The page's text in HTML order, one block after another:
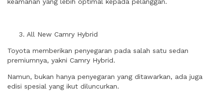
All New Camry Hybrid
Toyota memberikan penyegaran pada salah satu sedan
premiumnya, yakni Camry Hybrid.
Namun, bukan hanya penyegaran yang ditawarkan, ada juga
edisi spesial yang ikut diluncurkan.